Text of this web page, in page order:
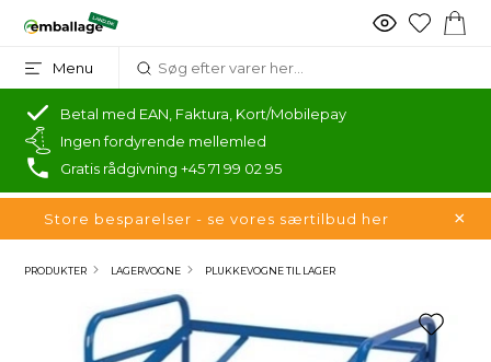
Menu
Betal med EAN, Faktura, Kort/Mobilepay
Ingen fordyrende mellemled
Gratis rådgivning +45 71 99 02 95
Store besparelser - se vores særtilbud her
PRODUKTER LAGERVOGNE PLUKKEVOGNE TIL LAGER